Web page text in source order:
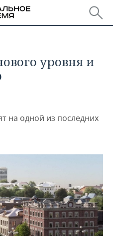
уровня и
на одной из последних